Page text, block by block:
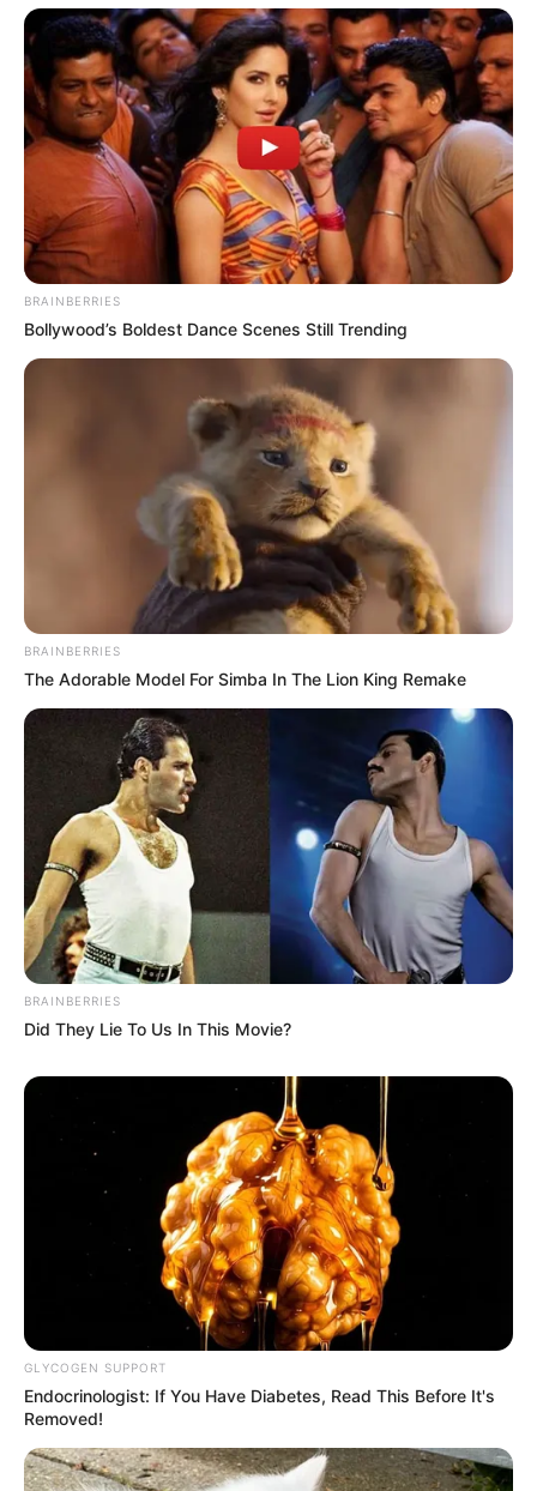
Baca juga:Sinopsis Film SHAZAM, Superhero Terbaru DC
Comic Universe
Film ini merupakan film pertama dari sutradara Lee Jong-un yang
ceritanya ditulis oleh Lee Chang-dong yang juga penulis cerita
dari film Burning (2018) dan Poetry (2010). Kedua film tersebut
merupakan pemenang Cannes’ Critics Prize.
Film ini telah direncakan sebagai pembuka Far East Film Festival
ke 21 yang akan di selenggarakan di Udine (Italia) mulai tanggal
26 April-2 Mei 2019.
Birthday telah dirilis di Korea Selatan pada tanggal 3 April 2019
yang juga bertepatan dengan 5 tahun peringatan Tragedi Sewol
https://www.youtube.com/watch?v=HVI71D20uVQ
FILM KOREA
BRAINBERRIES
Bollywood’s Boldest Dance Scenes Still Trending
BRAINBERRIES
The Adorable Model For Simba In The Lion King Remake
BRAINBERRIES
Did They Lie To Us In This Movie?
GLYCOGEN SUPPORT
Endocrinologist: If You Have Diabetes, Read This Before It's
Removed!